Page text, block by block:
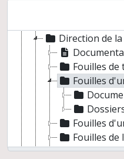
Direction de la mission
Fouilles de
Fouilles d'un
Fouilles d'un
Fouilles de
Fouilles de